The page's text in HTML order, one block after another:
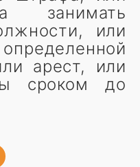
занимать
или
арест, или
сроком до